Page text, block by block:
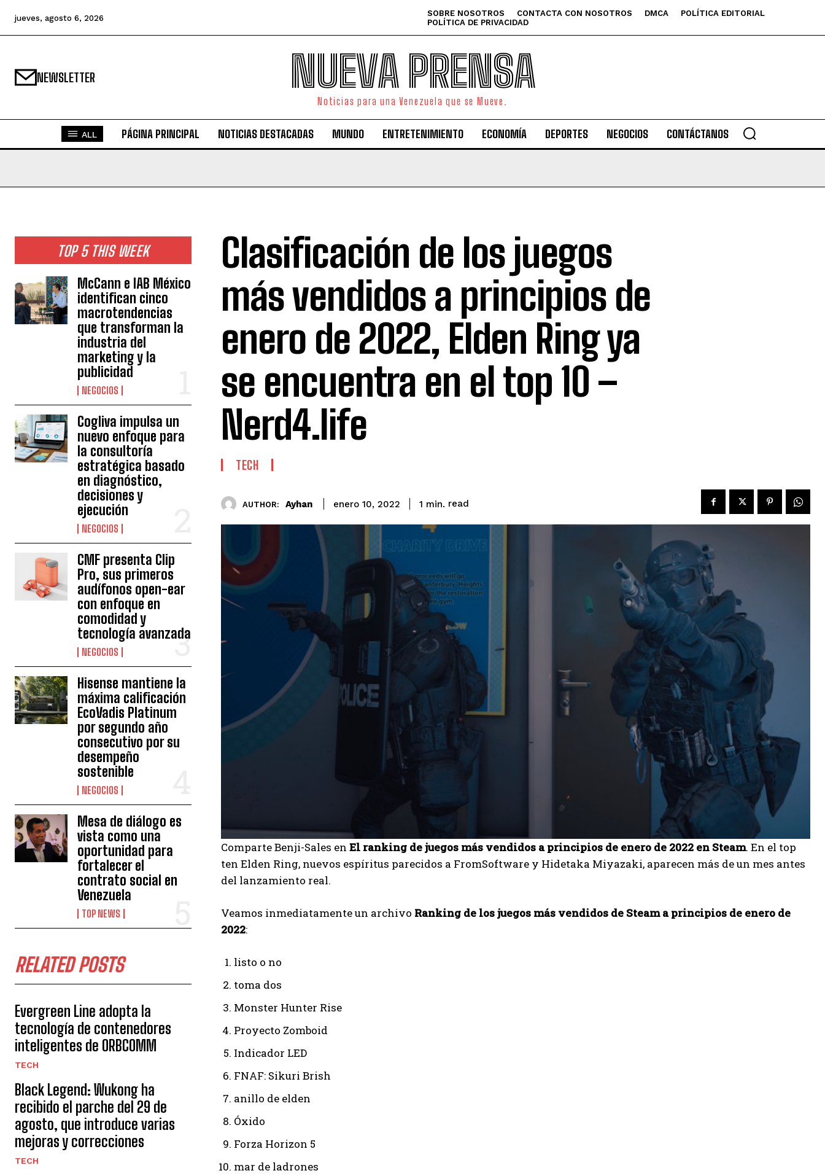
jueves, agosto 6, 2026 SOBRE NOSOTROS CONTACTA CON NOSOTROS DMCA
POLÍTICA EDITORIAL
POLÍTICA DE PRIVACIDAD
NEWSLETTER NUEVA PRENSA
Noticias para una Venezuela que se Mueve.
ALL PÁGINA PRINCIPAL NOTICIAS DESTACADAS MUNDO ENTRETENIMIENTO ECONOMÍA DEPORTES NEGOCIOS CONTÁCTANOS
TOP 5 THIS WEEK
McCann e IAB México
identifican cinco
macrotendencias
que transforman la
industria del
marketing y la
publicidad
NEGOCIOS
Cogliva impulsa un
nuevo enfoque para
la consultoría
estratégica basado
en diagnóstico,
decisiones y
ejecución
NEGOCIOS
CMF presenta Clip
Pro, sus primeros
audífonos open-ear
con enfoque en
comodidad y
tecnología avanzada
NEGOCIOS
Hisense mantiene la
máxima calificación
EcoVadis Platinum
por segundo año
consecutivo por su
desempeño
sostenible
NEGOCIOS
Mesa de diálogo es
vista como una
oportunidad para
fortalecer el
contrato social en
Venezuela
TOP NEWS
RELATED POSTS
Evergreen Line adopta la
tecnología de contenedores
inteligentes de ORBCOMM
TECH
Black Legend: Wukong ha
recibido el parche del 29 de
agosto, que introduce varias
mejoras y correcciones
TECH
Clasificación de los juegos
más vendidos a principios de
enero de 2022, Elden Ring ya
se encuentra en el top 10 –
Nerd4.life
TECH
AUTHOR: Ayhan enero 10, 2022 1 min. read
Comparte Benji-Sales en El ranking de juegos más vendidos a principios de enero de 2022 en Steam. En el top
ten Elden Ring, nuevos espíritus parecidos a FromSoftware y Hidetaka Miyazaki, aparecen más de un mes antes
del lanzamiento real.
Veamos inmediatamente un archivo Ranking de los juegos más vendidos de Steam a principios de enero de
2022:
listo o no
toma dos
Monster Hunter Rise
Proyecto Zomboid
Indicador LED
FNAF: Sikuri Brish
anillo de elden
Óxido
Forza Horizon 5
mar de ladrones